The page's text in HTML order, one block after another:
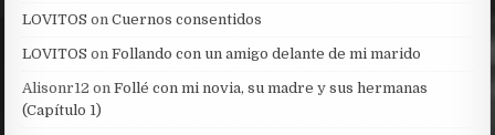
LOVITOS onCuernos consentidos
LOVITOS onFollando con un amigo delante de mi marido
Alisonr12 onFollé con mi novia, su madre y sus hermanas
(Capítulo 1)